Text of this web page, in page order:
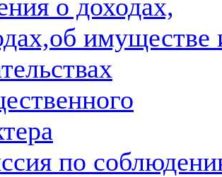
о доходах,
имуществе
по